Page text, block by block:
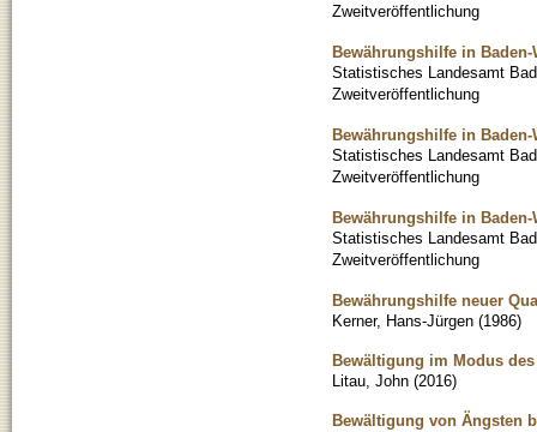
Zweitveröffentlichung
Bewährungshilfe in Baden-
Statistisches Landesamt
Zweitveröffentlichung
Bewährungshilfe in Baden-
Statistisches Landesamt
Zweitveröffentlichung
Bewährungshilfe in Baden-
Statistisches Landesamt
Zweitveröffentlichung
Bewährungshilfe neuer
Kerner, Hans-Jürgen (1986)
Bewältigung im Modus
Litau, John (2016)
Bewältigung von Ängsten